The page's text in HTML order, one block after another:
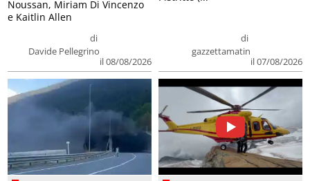
di
Davide Pellegrino
il 08/08/2026
Noussan, Miriam Di Vincenzo
e Kaitlin Allen
di
gazzettamatin
il 07/08/2026